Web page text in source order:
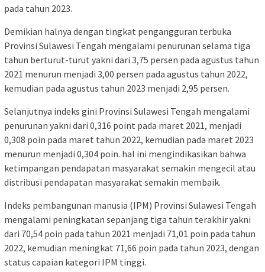
pada tahun 2023.
Demikian halnya dengan tingkat pengangguran terbuka
Provinsi Sulawesi Tengah mengalami penurunan selama tiga
tahun berturut-turut yakni dari 3,75 persen pada agustus tahun
2021 menurun menjadi 3,00 persen pada agustus tahun 2022,
kemudian pada agustus tahun 2023 menjadi 2,95 persen.
Selanjutnya indeks gini Provinsi Sulawesi Tengah mengalami
penurunan yakni dari 0,316 point pada maret 2021, menjadi
0,308 poin pada maret tahun 2022, kemudian pada maret 2023
menurun menjadi 0,304 pοin. hal ini mengindikasikan bahwa
ketimpangan pendapatan masyarakat semakin mengecil atau
distribusi pendapatan masyarakat semakin membaik.
Indeks pembangunan manusia (IPM) Provinsi Sulawesi Tengah
mengalami peningkatan sepanjang tiga tahun terakhir yakni
dari 70,54 poin pada tahun 2021 menjadi 71,01 poin pada tahun
2022, kemudian meningkat 71,66 poin pada tahun 2023, dengan
status capaian kategori IPM tinggi.